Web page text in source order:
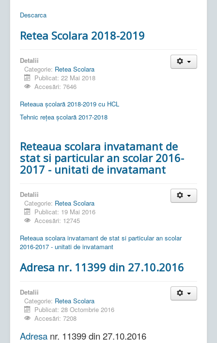
Descarca
Retea Scolara 2018-2019
Detalii
Categorie: Retea Scolara
Publicat: 22 Mai 2018
Accesări: 7646
Reteaua școlară 2018-2019 cu HCL
Tehnic rețea școlară 2017-2018
Reteaua scolara invatamant de
stat si particular an scolar 2016-
2017 - unitati de invatamant
Detalii
Categorie: Retea Scolara
Publicat: 19 Mai 2016
Accesări: 12745
Reteaua scolara invatamant de stat si particular an scolar
2016-2017 - unitati de invatamant
Adresa nr. 11399 din 27.10.2016
Detalii
Categorie: Retea Scolara
Publicat: 28 Octombrie 2016
Accesări: 7208
Adresa nr. 11399 din 27.10.2016